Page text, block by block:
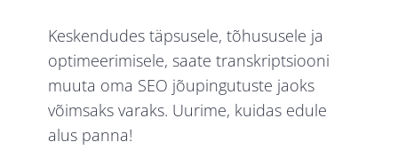
Keskendudes täpsusele, tõhususele ja
optimeerimisele, saate transkriptsiooni
muuta oma SEO jõupingutuste jaoks
võimsaks varaks. Uurime, kuidas edule
alus panna!